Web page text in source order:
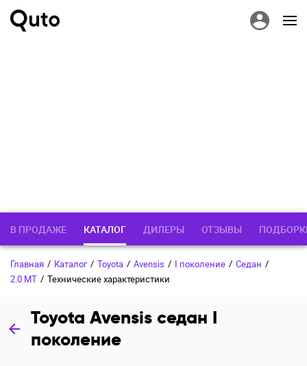
В ПРОДАЖЕ КАТАЛОГ ДИЛЕРЫ ОТЗЫВЫ
Главная / Каталог / Toyota / Avensis / I поколение / Седан /
2.0 MT / Технические характеристики
Toyota Avensis седан I
поколение